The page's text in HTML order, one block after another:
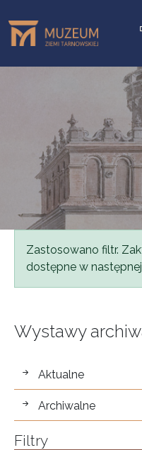
Status message
Zastosowano filtr.
dostępne w następnej
Wystawy
wystawy
Aktualne
Archiwalne
Filtry